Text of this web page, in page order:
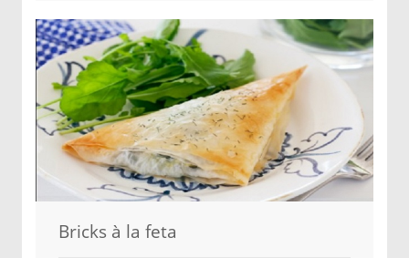
Bricks à la feta